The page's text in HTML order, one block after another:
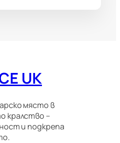
UK
място в
кралство –
и подкрепа